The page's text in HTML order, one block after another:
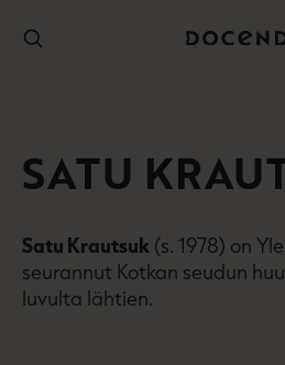
sisältöön
SATU
Satu Krautsuk (s. 1978) on
seurannut Kotkan seudun
luvulta lähtien.